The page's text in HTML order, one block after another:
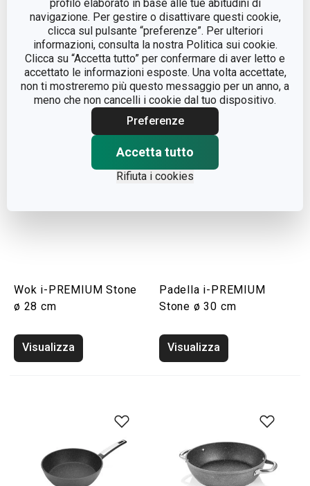
profilo elaborato in base alle tue abitudini di
navigazione. Per gestire o disattivare questi cookie,
clicca sul pulsante “preferenze”. Per ulteriori
informazioni, consulta la nostra Politica sui cookie.
Clicca su “Accetta tutto” per confermare di aver letto e
accettato le informazioni esposte. Una volta accettate,
non ti mostreremo più questo messaggio per un anno, a
meno che non cancelli i cookie dal tuo dispositivo.
Preferenze
Accetta tutto
Rifiuta i cookies
Padella i-PREMIUM
Stone ø 28 cm
Visualizza
Padella fonda i-
PREMIUM Stone ø 24 cm
Visualizza
Wok i-PREMIUM Stone
ø 28 cm
Visualizza
Padella i-PREMIUM
Stone ø 30 cm
Visualizza